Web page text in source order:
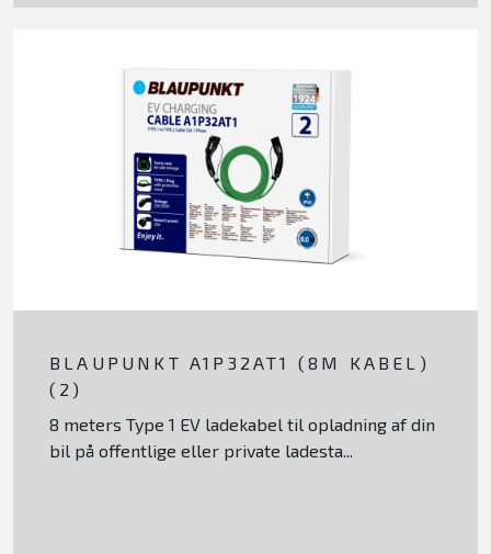
BLAUPUNKT A1P32AT1 (8M KABEL)
(2)
8 meters Type 1 EV ladekabel til opladning af din
bil på offentlige eller private ladesta...